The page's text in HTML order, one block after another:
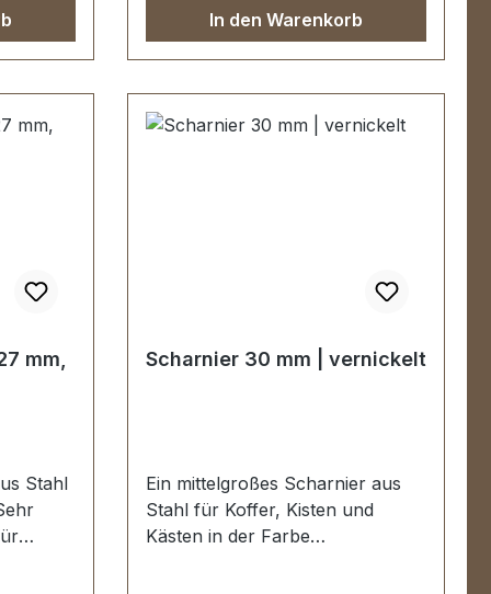
Höhe:
Oberfläche mit perfekten
Kanten.Sehr stabil, bestens
Reisetaschen, Holzkoffer
etc.Durchmesser: 15 mm, Höhe:
wird empfohlen.-Lieferumfang:1
Stück Bodengleiter
In den Warenkorb
mm,
Stahl
Scharnier 30 mm | vernickelt
Ein mittelgroßes Scharnier aus
Stahl für Koffer, Kisten und
Kästen in der Farbe